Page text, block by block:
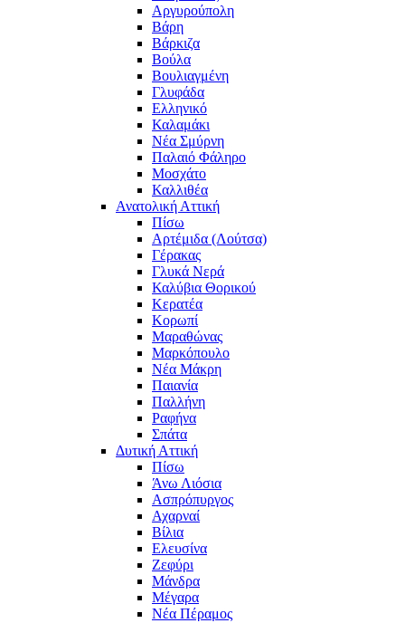
Αργυρούπολη
Βάρη
Βάρκιζα
Βούλα
Βουλιαγμένη
Γλυφάδα
Ελληνικό
Καλαμάκι
Νέα Σμύρνη
Παλαιό Φάληρο
Μοσχάτο
Καλλιθέα
Ανατολική Αττική
Πίσω
Αρτέμιδα (Λούτσα)
Γέρακας
Γλυκά Νερά
Καλύβια Θορικού
Κερατέα
Κορωπί
Μαραθώνας
Μαρκόπουλο
Νέα Μάκρη
Παιανία
Παλλήνη
Ραφήνα
Σπάτα
Δυτική Αττική
Πίσω
Άνω Λιόσια
Ασπρόπυργος
Αχαρναί
Βίλια
Ελευσίνα
Ζεφύρι
Μάνδρα
Μέγαρα
Νέα Πέραμος